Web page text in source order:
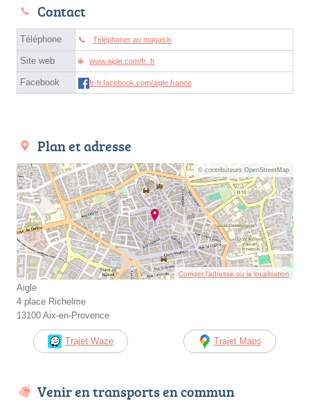
Contact
Téléphone Téléphoner au magasin
Site web www.aigle.com/fr_fr
Facebook fr-fr.facebook.com/aigle.france
Plan et adresse
© contributeurs OpenStreetMap
Corriger l’adresse ou la localisation
Aigle
4 place Richelme
13100 Aix-en-Provence
Trajet Waze Trajet Maps
Venir en transports en commun